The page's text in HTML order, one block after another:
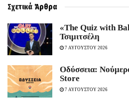
Σχετικά Άρθρα
«The Quiz with
Τσιμιτσέλη
7 ΑΥΓΟΥΣΤΟΥ 2026
Οδύσσεια:
Store
7 ΑΥΓΟΥΣΤΟΥ 2026